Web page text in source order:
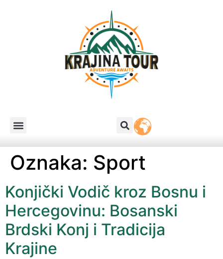
Oznaka: Sport
Konjički Vodič kroz Bosnu i
Hercegovinu: Bosanski
Brdski Konj i Tradicija
Krajine